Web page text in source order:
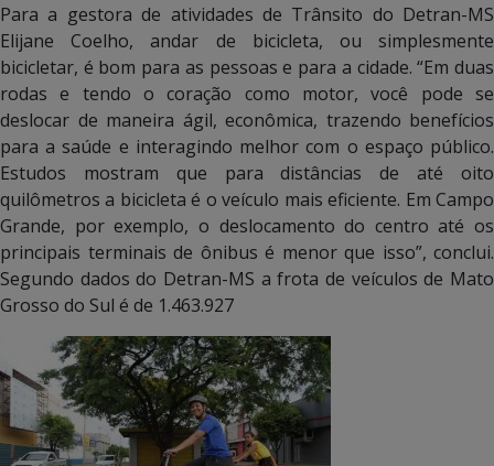
Para a gestora de atividades de Trânsito do Detran-MS
Elijane Coelho, andar de bicicleta, ou simplesmente
bicicletar, é bom para as pessoas e para a cidade. “Em duas
rodas e tendo o coração como motor, você pode se
deslocar de maneira ágil, econômica, trazendo benefícios
para a saúde e interagindo melhor com o espaço público.
Estudos mostram que para distâncias de até oito
quilômetros a bicicleta é o veículo mais eficiente. Em Campo
Grande, por exemplo, o deslocamento do centro até os
principais terminais de ônibus é menor que isso”, conclui.
Segundo dados do Detran-MS a frota de veículos de Mato
Grosso do Sul é de 1.463.927